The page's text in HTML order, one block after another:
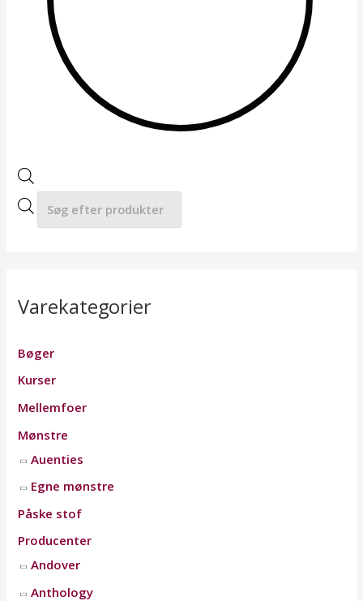
Varekategorier
Bøger
Kurser
Mellemfoer
Mønstre
Auenties
Egne mønstre
Påske stof
Producenter
Andover
Anthology